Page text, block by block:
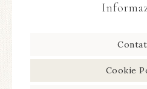
Cookie